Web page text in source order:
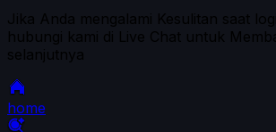
Jika Anda mengalami Kesulitan saat
hubungi kami di Live Chat untuk
selanjutnya
home